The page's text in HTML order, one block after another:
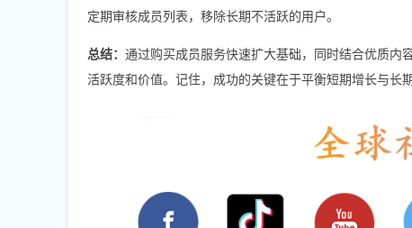
定期审核成员列表，移除长期不活跃的用户。
总结： 通过购买成员服务快速扩大基础，同时结合优质内
活跃度和价值。记住，成功的关键在于平衡短期增长与长期